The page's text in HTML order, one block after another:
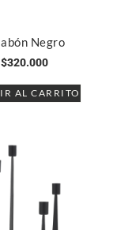
Negro
$320.000
AL CARRITO